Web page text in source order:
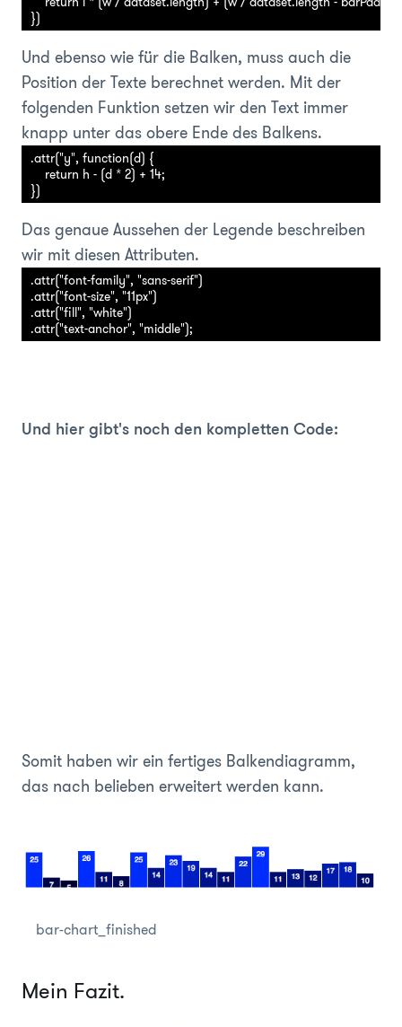
Und ebenso wie für die Balken, muss auch die
Position der Texte berechnet werden. Mit der
folgenden Funktion setzen wir den Text immer
knapp unter das obere Ende des Balkens.
.attr("y", function(d) {
    return h - (d * 2) + 14;
Das genaue Aussehen der Legende beschreiben
wir mit diesen Attributen.
.attr("font-family", "sans-serif")
.attr("font-size", "11px")
.attr("fill", "white")
.attr("text-anchor", "middle");
Und hier gibt's noch den kompletten Code:
Somit haben wir ein fertiges Balkendiagramm,
das nach belieben erweitert werden kann.
bar-chart_finished
Mein Fazit.